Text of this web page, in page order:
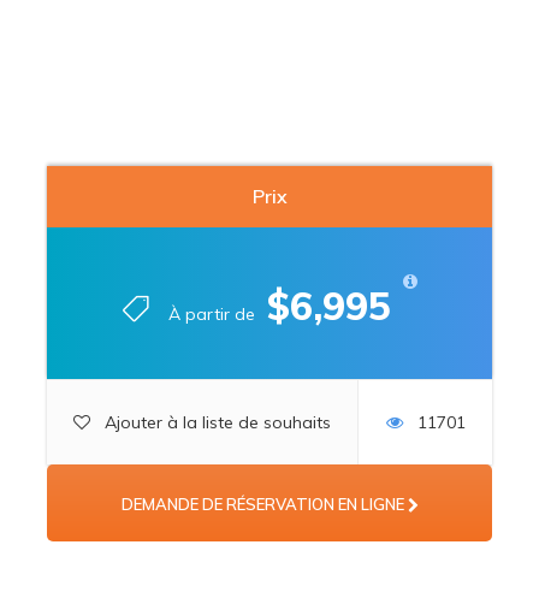
Prix
À partir de $6,995
Ajouter à la liste de souhaits 11701
DEMANDE DE RÉSERVATION EN LIGNE